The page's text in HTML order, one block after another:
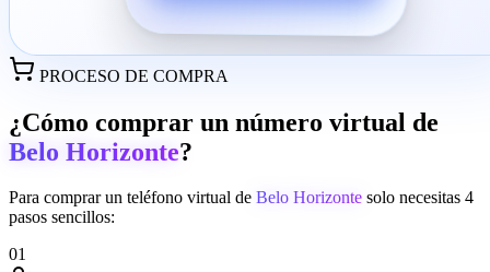
PROCESO DE COMPRA
¿Cómo comprar un número virtual de
Belo Horizonte?
Para comprar un teléfono virtual de Belo Horizonte solo necesitas 4
pasos sencillos:
01